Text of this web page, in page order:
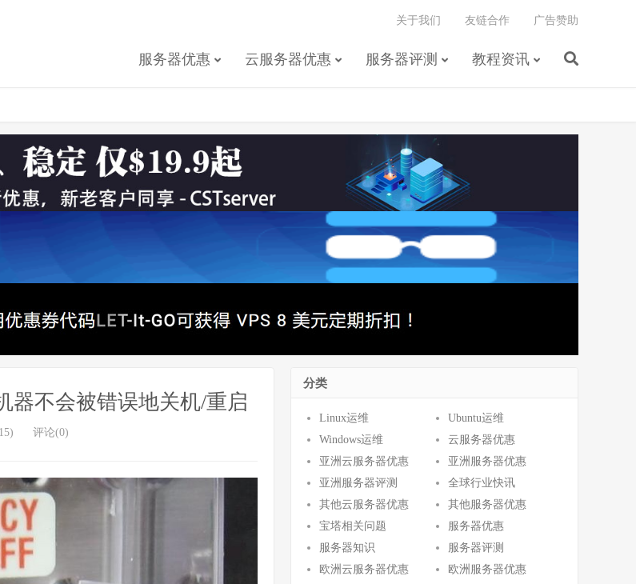
服务器优惠 云服务器优惠 服务器评测 教程资讯
关于我们 友链合作 广告赞助
器不会被错误地关机/重启
评论(0)
分类
Linux运维
Ubuntu运维
Windows运维
云服务器优惠
亚洲云服务器优惠
亚洲服务器优惠
亚洲服务器评测
全球行业快讯
其他云服务器优惠
其他服务器优惠
宝塔相关问题
服务器优惠
服务器知识
服务器评测
欧洲云服务器优惠
欧洲服务器优惠